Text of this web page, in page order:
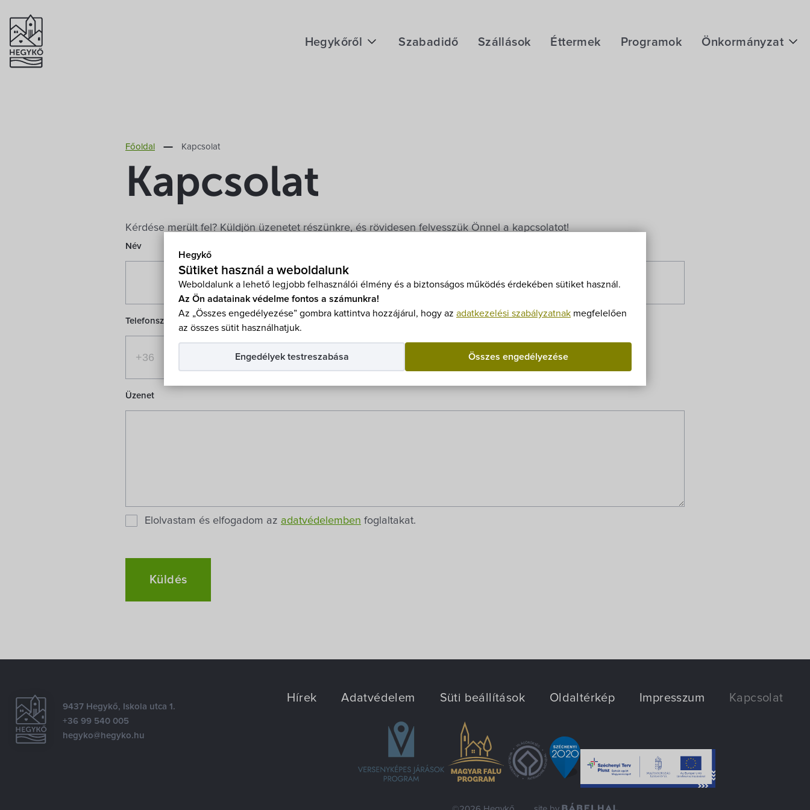
Hegykő
Sütiket használ a weboldalunk
Weboldalunk a lehető legjobb felhasználói élmény és a biztonságos működés érdekében sütiket használ.
Az Ön adatainak védelme fontos a számunkra!
Az „Összes engedélyezése” gombra kattintva hozzájárul, hogy az adatkezelési szabályzatnak megfelelően
az összes sütit használhatjuk.
Összes engedélyezése
Engedélyek testreszabása
Hegykőről
Hegykő történelme
Szabadidő Szállások Éttermek Programok Önkormányzat
Közérdekű adatok
Főoldal Kapcsolat
Kapcsolat
Kérdése merült fel? Küldjön üzenetet részünkre, és rövidesen felvesszük Önnel a kapcsolatot!
Név
Telefonszám
Üzenet
Elolvastam és elfogadom az adatvédelemben foglaltakat.
9437 Hegykő, Iskola utca 1.
+36 99 540 005
hegyko@hegyko.hu
Hírek Adatvédelem Süti beállítások Oldaltérkép Impresszum Kapcsolat